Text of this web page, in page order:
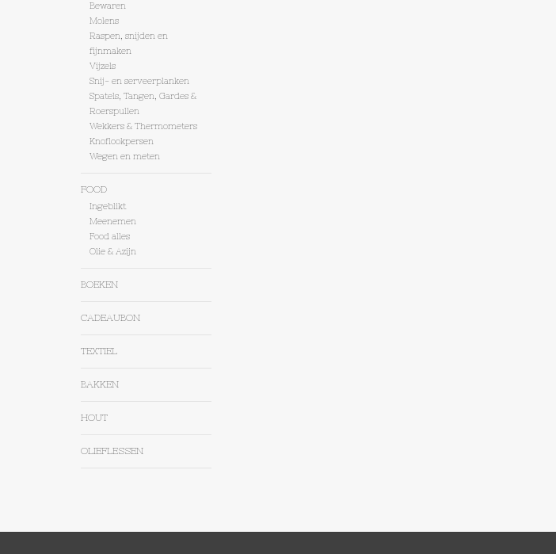
Bewaren
Molens
Raspen, snijden en
fijnmaken
Vijzels
Snij- en serveerplanken
Spatels, Tangen, Gardes &
Roerspullen
Wekkers & Thermometers
Knoflookpersen
Wegen en meten
FOOD
Ingeblikt
Meenemen
Food alles
Olie & Azijn
BOEKEN
CADEAUBON
TEXTIEL
BAKKEN
HOUT
OLIEFLESSEN